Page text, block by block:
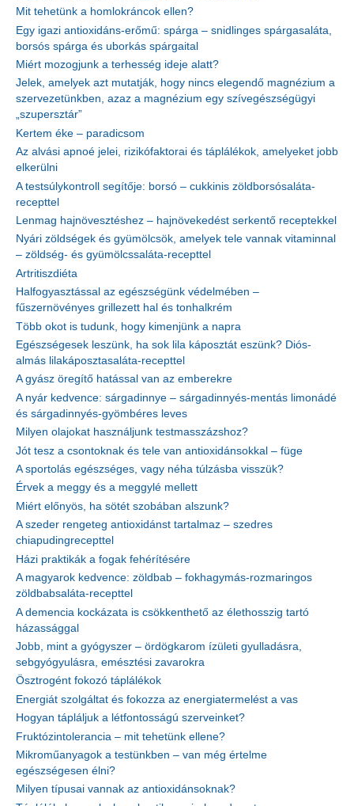
Mit tehetünk a homlokráncok ellen?
Egy igazi antioxidáns-erőmű: spárga – snidlinges spárgasaláta,
borsós spárga és uborkás spárgaital
Miért mozogjunk a terhesség ideje alatt?
Jelek, amelyek azt mutatják, hogy nincs elegendő magnézium a
szervezetünkben, azaz a magnézium egy szívegészségügyi
„szupersztár”
Kertem éke – paradicsom
Az alvási apnoé jelei, rizikófaktorai és táplálékok, amelyeket jobb
elkerülni
A testsúlykontroll segítője: borsó – cukkinis zöldborsósaláta-
recepttel
Lenmag hajnövesztéshez – hajnövekedést serkentő receptekkel
Nyári zöldségek és gyümölcsök, amelyek tele vannak vitaminnal
– zöldség- és gyümölcssaláta-recepttel
Artritiszdiéta
Halfogyasztással az egészségünk védelmében –
fűszernövényes grillezett hal és tonhalkrém
Több okot is tudunk, hogy kimenjünk a napra
Egészségesek leszünk, ha sok lila káposztát eszünk? Diós-
almás lilakáposztasaláta-recepttel
A gyász öregítő hatással van az emberekre
A nyár kedvence: sárgadinnye – sárgadinnyés-mentás limonádé
és sárgadinnyés-gyömbéres leves
Milyen olajokat használjunk testmasszázshoz?
Jót tesz a csontoknak és tele van antioxidánsokkal – füge
A sportolás egészséges, vagy néha túlzásba visszük?
Érvek a meggy és a meggylé mellett
Miért előnyös, ha sötét szobában alszunk?
A szeder rengeteg antioxidánst tartalmaz – szedres
chiapudingrecepttel
Házi praktikák a fogak fehérítésére
A magyarok kedvence: zöldbab – fokhagymás-rozmaringos
zöldbabsaláta-recepttel
A demencia kockázata is csökkenthető az élethosszig tartó
házassággal
Jobb, mint a gyógyszer – ördögkarom ízületi gyulladásra,
sebgyógyulásra, emésztési zavarokra
Ösztrogént fokozó táplálékok
Energiát szolgáltat és fokozza az energiatermelést a vas
Hogyan tápláljuk a létfontosságú szerveinket?
Fruktózintolerancia – mit tehetünk ellene?
Mikroműanyagok a testünkben – van még értelme
egészségesen élni?
Milyen típusai vannak az antioxidánsoknak?